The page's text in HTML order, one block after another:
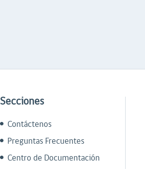
Secciones
Contáctenos
Preguntas Frecuentes
Centro de Documentación